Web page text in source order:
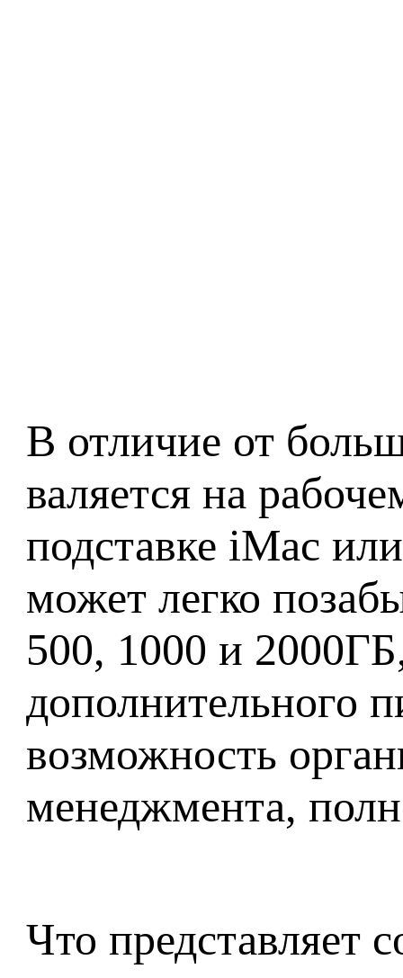
В отличие от
валяется на
подставке iMac
может легко
500, 1000 и
дополнительного
возможность
менеджмента,
Что представляет